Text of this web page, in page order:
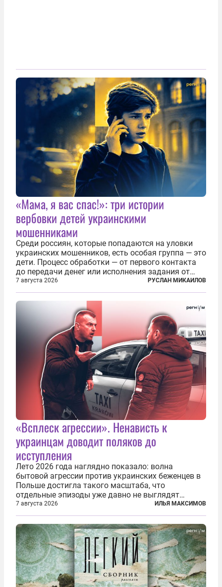
«Мама, я вас спас!»: три истории
вербовки детей украинскими
мошенниками
Среди россиян, которые попадаются на уловки
украинских мошенников, есть особая группа — это
дети. Процесс обработки — от первого контакта
до передачи денег или исполнения задания от
кураторов может занять от двух часов до
нескольких месяцев. Детей превращают в
послушных исполнителей, которые...
7 августа 2026 РУСЛАН МИКАИЛОВ
«Всплеск агрессии». Ненависть к
украинцам доводит поляков до
исступления
Лето 2026 года наглядно показало: волна
бытовой агрессии против украинских беженцев в
Польше достигла такого масштаба, что
отдельные эпизоды уже давно не выглядят
случайными. Поляки, судя по происходящему,
буквально теряют рассудок от ненависти к
украинским беженцам, и каждый новый случай
по-своему...
7 августа 2026 ИЛЬЯ МАКСИМОВ